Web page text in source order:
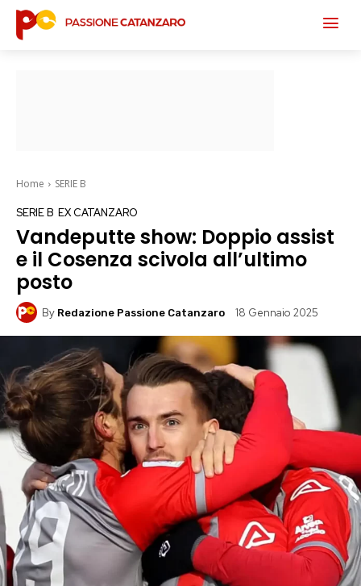
Home SERIE B
SERIE B EX CATANZARO
Vandeputte show: Doppio assist
e il Cosenza scivola all’ultimo
posto
By Redazione Passione Catanzaro 18 Gennaio 2025